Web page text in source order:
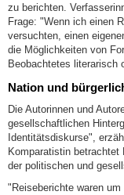
zu berichten.
Frage: "Wenn ich einen
versuchten, einen
die Möglichkeiten von
Beobachtetes literarisch
Nation und
Die Autorinnen und
gesellschaftlichen
Identitätsdiskurse",
Komparatistin
der politischen und
"Reiseberichte waren